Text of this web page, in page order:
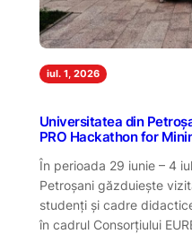
iul. 1, 2026
Universitatea din
PRO Hackathon for
În perioada 29 iunie – 4
Petroșani găzduiește
studenți și cadre
în cadrul Consorțiului